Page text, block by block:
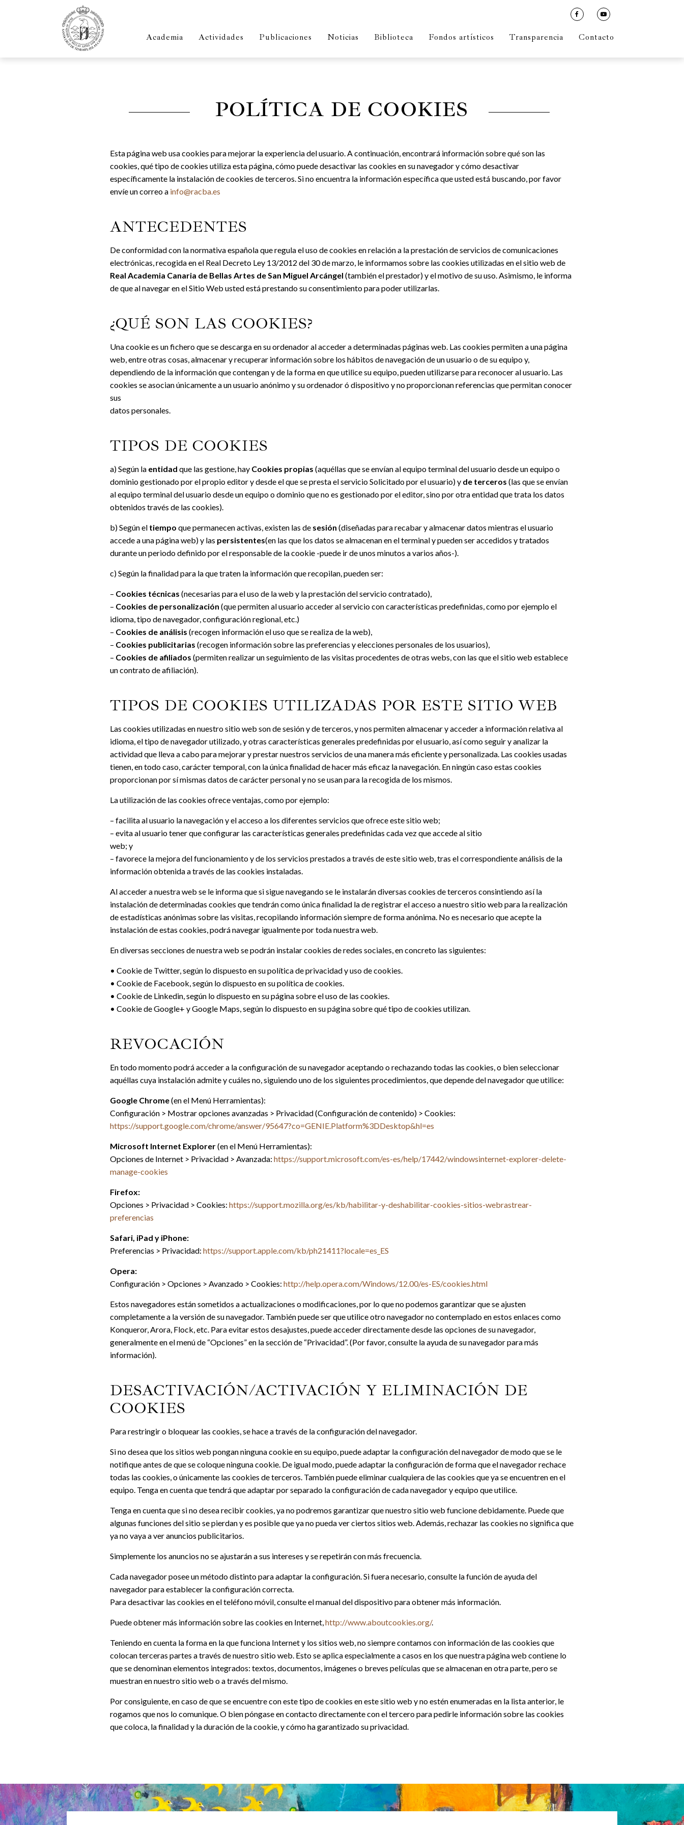
Academia Actividades Publicaciones Noticias Biblioteca Fondos artísticos Transparencia Contacto
POLÍTICA DE COOKIES
Esta página web usa cookies para mejorar la experiencia del usuario. A continuación, encontrará información sobre qué son las
cookies, qué tipo de cookies utiliza esta página, cómo puede desactivar las cookies en su navegador y cómo desactivar
específicamente la instalación de cookies de terceros. Si no encuentra la información específica que usted está buscando, por favor
envíe un correo a info@racba.es
ANTECEDENTES
De conformidad con la normativa española que regula el uso de cookies en relación a la prestación de servicios de comunicaciones
electrónicas, recogida en el Real Decreto Ley 13/2012 del 30 de marzo, le informamos sobre las cookies utilizadas en el sitio web de
Real Academia Canaria de Bellas Artes de San Miguel Arcángel (también el prestador) y el motivo de su uso. Asimismo, le informa
de que al navegar en el Sitio Web usted está prestando su consentimiento para poder utilizarlas.
¿QUÉ SON LAS COOKIES?
Una cookie es un fichero que se descarga en su ordenador al acceder a determinadas páginas web. Las cookies permiten a una página
web, entre otras cosas, almacenar y recuperar información sobre los hábitos de navegación de un usuario o de su equipo y,
dependiendo de la información que contengan y de la forma en que utilice su equipo, pueden utilizarse para reconocer al usuario. Las
cookies se asocian únicamente a un usuario anónimo y su ordenador ó dispositivo y no proporcionan referencias que permitan conocer
sus
datos personales.
TIPOS DE COOKIES
a) Según la entidad que las gestione, hay Cookies propias (aquéllas que se envían al equipo terminal del usuario desde un equipo o
dominio gestionado por el propio editor y desde el que se presta el servicio Solicitado por el usuario) y de terceros (las que se envían
al equipo terminal del usuario desde un equipo o dominio que no es gestionado por el editor, sino por otra entidad que trata los datos
obtenidos través de las cookies).
b) Según el tiempo que permanecen activas, existen las de sesión (diseñadas para recabar y almacenar datos mientras el usuario
accede a una página web) y las persistentes(en las que los datos se almacenan en el terminal y pueden ser accedidos y tratados
durante un periodo definido por el responsable de la cookie -puede ir de unos minutos a varios años-).
c) Según la finalidad para la que traten la información que recopilan, pueden ser:
– Cookies técnicas (necesarias para el uso de la web y la prestación del servicio contratado),
– Cookies de personalización (que permiten al usuario acceder al servicio con características predefinidas, como por ejemplo el
idioma, tipo de navegador, configuración regional, etc.)
– Cookies de análisis (recogen información el uso que se realiza de la web),
– Cookies publicitarias (recogen información sobre las preferencias y elecciones personales de los usuarios),
– Cookies de afiliados (permiten realizar un seguimiento de las visitas procedentes de otras webs, con las que el sitio web establece
un contrato de afiliación).
TIPOS DE COOKIES UTILIZADAS POR ESTE SITIO WEB
Las cookies utilizadas en nuestro sitio web son de sesión y de terceros, y nos permiten almacenar y acceder a información relativa al
idioma, el tipo de navegador utilizado, y otras características generales predefinidas por el usuario, así como seguir y analizar la
actividad que lleva a cabo para mejorar y prestar nuestros servicios de una manera más eficiente y personalizada. Las cookies usadas
tienen, en todo caso, carácter temporal, con la única finalidad de hacer más eficaz la navegación. En ningún caso estas cookies
proporcionan por sí mismas datos de carácter personal y no se usan para la recogida de los mismos.
La utilización de las cookies ofrece ventajas, como por ejemplo:
– facilita al usuario la navegación y el acceso a los diferentes servicios que ofrece este sitio web;
– evita al usuario tener que configurar las características generales predefinidas cada vez que accede al sitio
web; y
– favorece la mejora del funcionamiento y de los servicios prestados a través de este sitio web, tras el correspondiente análisis de la
información obtenida a través de las cookies instaladas.
Al acceder a nuestra web se le informa que si sigue navegando se le instalarán diversas cookies de terceros consintiendo así la
instalación de determinadas cookies que tendrán como única finalidad la de registrar el acceso a nuestro sitio web para la realización
de estadísticas anónimas sobre las visitas, recopilando información siempre de forma anónima. No es necesario que acepte la
instalación de estas cookies, podrá navegar igualmente por toda nuestra web.
En diversas secciones de nuestra web se podrán instalar cookies de redes sociales, en concreto las siguientes:
• Cookie de Twitter, según lo dispuesto en su política de privacidad y uso de cookies.
• Cookie de Facebook, según lo dispuesto en su política de cookies.
• Cookie de Linkedin, según lo dispuesto en su página sobre el uso de las cookies.
• Cookie de Google+ y Google Maps, según lo dispuesto en su página sobre qué tipo de cookies utilizan.
REVOCACIÓN
En todo momento podrá acceder a la configuración de su navegador aceptando o rechazando todas las cookies, o bien seleccionar
aquéllas cuya instalación admite y cuáles no, siguiendo uno de los siguientes procedimientos, que depende del navegador que utilice:
Google Chrome(en el Menú Herramientas):
Configuración > Mostrar opciones avanzadas > Privacidad (Configuración de contenido) > Cookies:
https://support.google.com/chrome/answer/95647?co=GENIE.Platform%3DDesktop&hl=es
Microsoft Internet Explorer(en el Menú Herramientas):
Opciones de Internet > Privacidad > Avanzada:https://support.microsoft.com/es-es/help/17442/windowsinternet-explorer-delete-
manage-cookies
Firefox:
Opciones > Privacidad > Cookies:https://support.mozilla.org/es/kb/habilitar-y-deshabilitar-cookies-sitios-webrastrear-
preferencias
Safari, iPad y iPhone:
Preferencias > Privacidad:https://support.apple.com/kb/ph21411?locale=es_ES
Opera:
Configuración > Opciones > Avanzado > Cookies:http://help.opera.com/Windows/12.00/es-ES/cookies.html
Estos navegadores están sometidos a actualizaciones o modificaciones, por lo que no podemos garantizar que se ajusten
completamente a la versión de su navegador. También puede ser que utilice otro navegador no contemplado en estos enlaces como
Konqueror, Arora, Flock, etc. Para evitar estos desajustes, puede acceder directamente desde las opciones de su navegador,
generalmente en el menú de “Opciones” en la sección de “Privacidad”. (Por favor, consulte la ayuda de su navegador para más
información).
DESACTIVACIÓN/ACTIVACIÓN Y ELIMINACIÓN DE
COOKIES
Para restringir o bloquear las cookies, se hace a través de la configuración del navegador.
Si no desea que los sitios web pongan ninguna cookie en su equipo, puede adaptar la configuración del navegador de modo que se le
notifique antes de que se coloque ninguna cookie. De igual modo, puede adaptar la configuración de forma que el navegador rechace
todas las cookies, o únicamente las cookies de terceros. También puede eliminar cualquiera de las cookies que ya se encuentren en el
equipo. Tenga en cuenta que tendrá que adaptar por separado la configuración de cada navegador y equipo que utilice.
Tenga en cuenta que si no desea recibir cookies, ya no podremos garantizar que nuestro sitio web funcione debidamente. Puede que
algunas funciones del sitio se pierdan y es posible que ya no pueda ver ciertos sitios web. Además, rechazar las cookies no significa que
ya no vaya a ver anuncios publicitarios.
Simplemente los anuncios no se ajustarán a sus intereses y se repetirán con más frecuencia.
Cada navegador posee un método distinto para adaptar la configuración. Si fuera necesario, consulte la función de ayuda del
navegador para establecer la configuración correcta.
Para desactivar las cookies en el teléfono móvil, consulte el manual del dispositivo para obtener más información.
Puede obtener más información sobre las cookies en Internet,http://www.aboutcookies.org/.
Teniendo en cuenta la forma en la que funciona Internet y los sitios web, no siempre contamos con información de las cookies que
colocan terceras partes a través de nuestro sitio web. Esto se aplica especialmente a casos en los que nuestra página web contiene lo
que se denominan elementos integrados: textos, documentos, imágenes o breves películas que se almacenan en otra parte, pero se
muestran en nuestro sitio web o a través del mismo.
Por consiguiente, en caso de que se encuentre con este tipo de cookies en este sitio web y no estén enumeradas en la lista anterior, le
rogamos que nos lo comunique. O bien póngase en contacto directamente con el tercero para pedirle información sobre las cookies
que coloca, la finalidad y la duración de la cookie, y cómo ha garantizado su privacidad.